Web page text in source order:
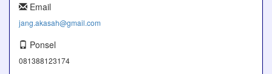
Email
jang.akasah@gmail.com
Ponsel
081388123174